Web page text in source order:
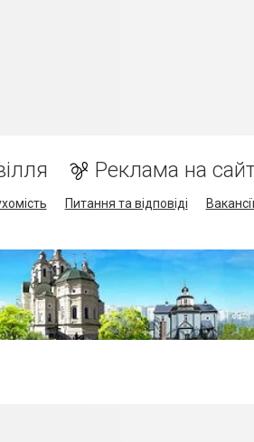
Реклама на
Питання та відповіді Вакансії